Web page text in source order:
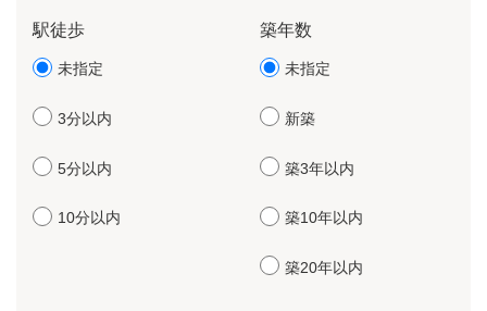
駅徒歩
未指定
3分以内
5分以内
10分以内
築年数
未指定
新築
築3年以内
築10年以内
築20年以内